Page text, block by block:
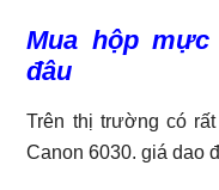
Mua hộp
đâu
Trên thị trường có
Canon 6030. giá dao